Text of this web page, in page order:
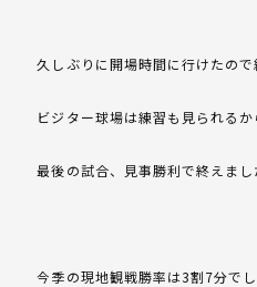
久しぶりに開場時間に行けたので
ビジター球場は練習も見られる
最後の試合、見事勝利で終えまし
今季の現地観戦勝率は3割7分で